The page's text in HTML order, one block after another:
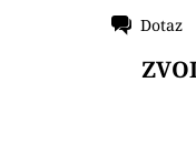
Dotaz